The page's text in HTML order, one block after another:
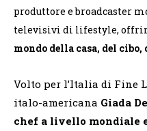
produttore e broadcaster
televisivi di lifestyle,
mondo della casa, del
Volto per l’Italia di Fine
italo-americana Giada
chef a livello mondiale